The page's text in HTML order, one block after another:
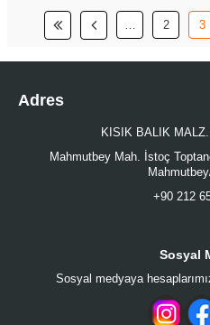
… 2 3
Adres
KISIK BALIK
Mahmutbey Mah. İstoç
+90 212
Sosyal
Sosyal medyaya